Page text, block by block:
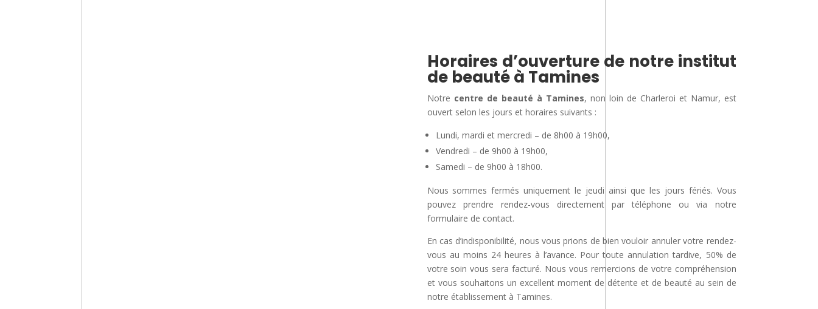
Horaires d’ouverture de notre institut
de beauté à Tamines
Notre centre de beauté à Tamines, non loin de Charleroi et Namur, est
ouvert selon les jours et horaires suivants :
Lundi, mardi et mercredi – de 8h00 à 19h00,
Vendredi – de 9h00 à 19h00,
Samedi – de 9h00 à 18h00.
Nous sommes fermés uniquement le jeudi ainsi que les jours fériés. Vous
pouvez prendre rendez-vous directement par téléphone ou via notre
formulaire de contact.
En cas d’indisponibilité, nous vous prions de bien vouloir annuler votre rendez-
vous au moins 24 heures à l’avance. Pour toute annulation tardive, 50% de
votre soin vous sera facturé. Nous vous remercions de votre compréhension
et vous souhaitons un excellent moment de détente et de beauté au sein de
notre établissement à Tamines.